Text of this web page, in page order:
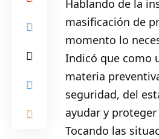
Hablando de la
masificación de
momento lo
Indicó que como
materia
seguridad, del
ayudar y
Tocando las